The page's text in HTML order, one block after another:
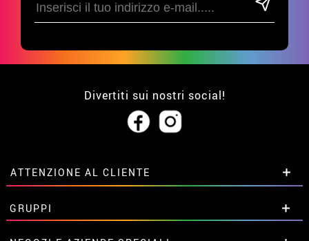
Divertiti sui nostri social!
ATTENZIONE AL CLIENTE
• Su di noi
• Condizioni di vendita
GRUPPI